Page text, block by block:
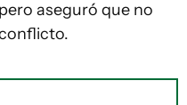
aseguró que no